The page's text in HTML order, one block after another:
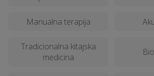
Manualna terapija
Tradicionalna kitajska
medicina